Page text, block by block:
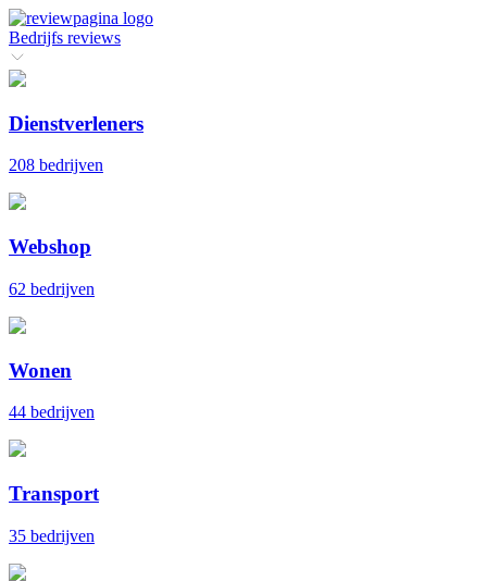
Bedrijfs reviews
Dienstverleners
208 bedrijven
Webshop
62 bedrijven
Wonen
44 bedrijven
Transport
35 bedrijven